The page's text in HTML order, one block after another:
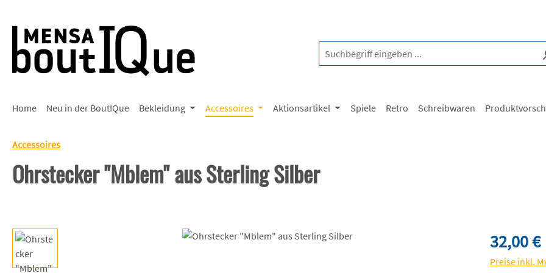
Home Neu in der BoutIQue Bekleidung Accessoires Aktionsartikel Spiele Retro Schreibwaren
Accessoires
Ohrstecker "Mblem" aus Sterling Silber
Bildergalerie überspringen Regulärer
32,00 €
Preise inkl.